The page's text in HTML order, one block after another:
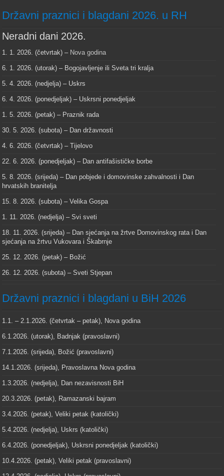
Državni praznici i blagdani 2026. u RH
Neradni dani 2026.
1. 1. 2026. (četvrtak) – Nova godina
6. 1. 2026. (utorak) – Bogojavljenje ili Sveta tri kralja
5. 4. 2026. (nedjelja) – Uskrs
6. 4. 2026. (ponedjeljak) – Uskrsni ponedjeljak
1. 5. 2026. (petak) – Praznik rada
30. 5. 2026. (subota) – Dan državnosti
4. 6. 2026. (četvrtak) – Tijelovo
22. 6. 2026. (ponedjeljak) – Dan antifašističke borbe
5. 8. 2026. (srijeda) – Dan pobjede i domovinske zahvalnosti i Dan
hrvatskih branitelja
15. 8. 2026. (subota) – Velika Gospa
1. 11. 2026. (nedjelja) – Svi sveti
18. 11. 2026. (srijeda) – Dan sjećanja na žrtve Domovinskog rata i Dan
sjećanja na žrtvu Vukovara i Škabrnje
25. 12. 2026. (petak) – Božić
26. 12. 2026. (subota) – Sveti Stjepan
Državni praznici i blagdani u BiH 2026
1.1. – 2.1.2026. (četvrtak – petak), Nova godina
6.1.2026. (utorak), Badnjak (pravoslavni)
7.1.2026. (srijeda), Božić (pravoslavni)
14.1.2026. (srijeda), Pravoslavna Nova godina
1.3.2026. (nedjelja), Dan nezavisnosti BiH
20.3.2026. (petak), Ramazanski bajram
3.4.2026. (petak), Veliki petak (katolički)
5.4.2026. (nedjelja), Uskrs (katolički)
6.4.2026. (ponedjeljak), Uskrsni ponedjeljak (katolički)
10.4.2026. (petak), Veliki petak (pravoslavni)